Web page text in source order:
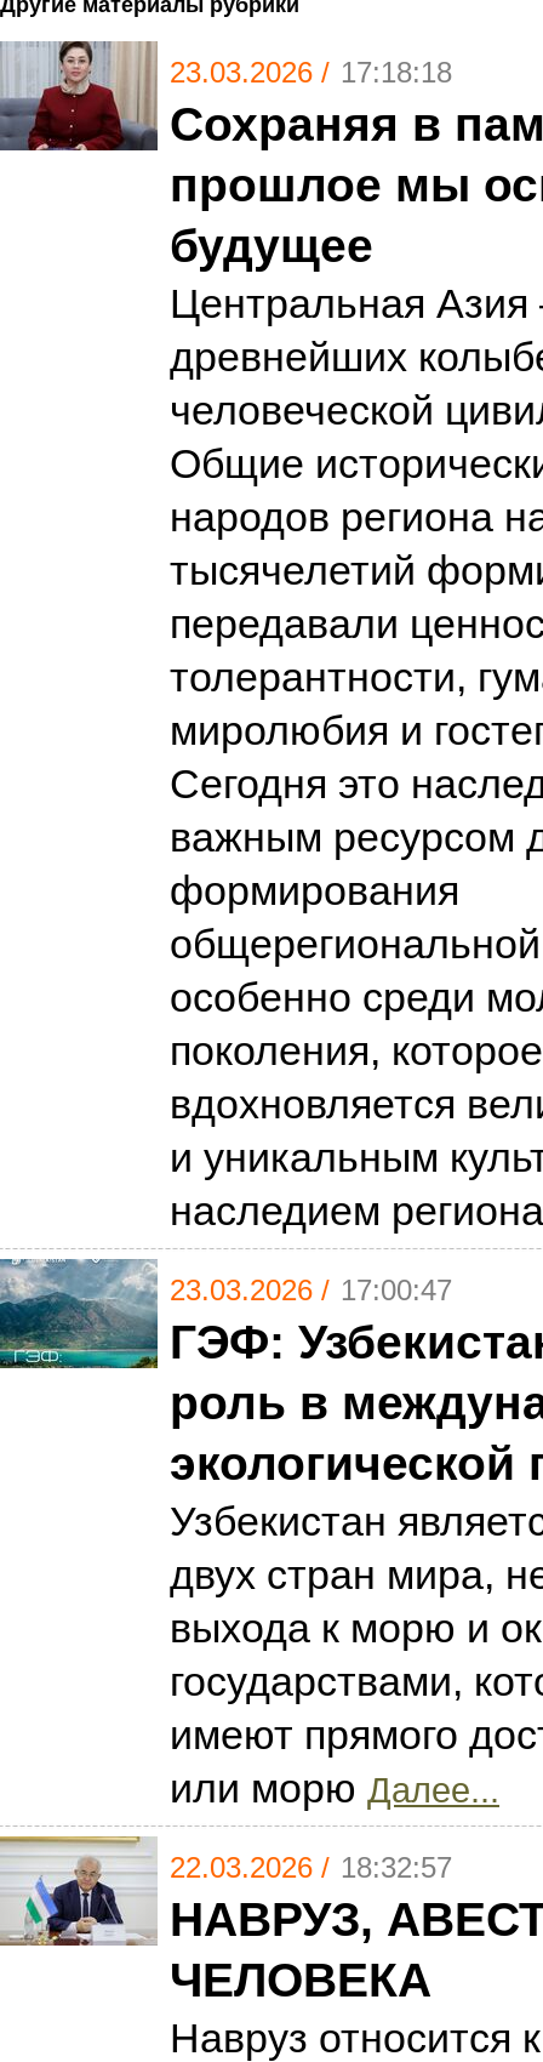
Другие материалы рубрики
23.03.2026 / 17:18:18
Сохраняя в
прошлое мы
будущее
Центральная Азия
древнейших
человеческой
Общие
народов региона
тысячелетий
передавали
толерантности,
миролюбия и
Сегодня это
важным ресурсом
формирования
особенно среди
поколения, которое
вдохновляется
и уникальным
наследием
23.03.2026 / 17:00:47
ГЭФ:
роль в
экологической
Узбекистан
двух стран мира,
выхода к морю и
государствами,
имеют прямого
или морю Далее...
22.03.2026 / 18:32:57
НАВРУЗ,
ЧЕЛОВЕКА
Hавруз относится